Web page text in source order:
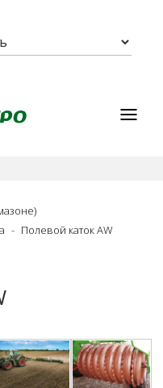
Полевой каток AW